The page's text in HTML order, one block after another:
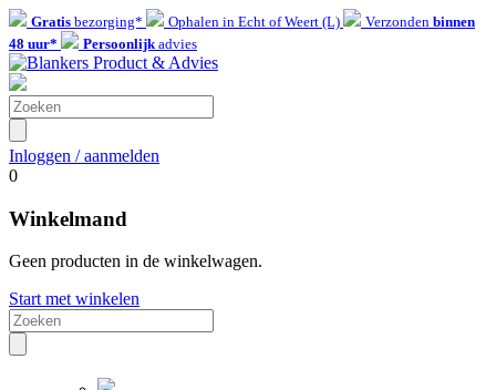
Gratis bezorging* Ophalen in Echt of Weert (L) Verzonden binnen
48 uur*
Persoonlijkadvies
Inloggen / aanmelden
0
Winkelmand
Geen producten in de winkelwagen.
Start met winkelen